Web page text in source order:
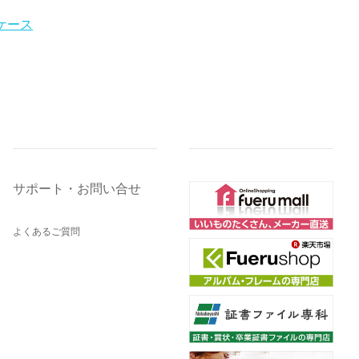
ース
サポート・お問い合せ
よくあるご質問